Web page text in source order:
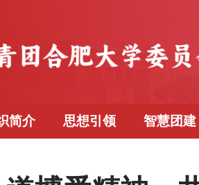
简介 思想引领 智慧团建